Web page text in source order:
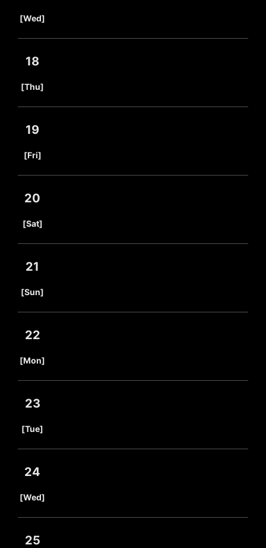
[Wed]
18
[Thu]
19
[Fri]
20
[Sat]
21
[Sun]
22
[Mon]
23
[Tue]
24
[Wed]
25